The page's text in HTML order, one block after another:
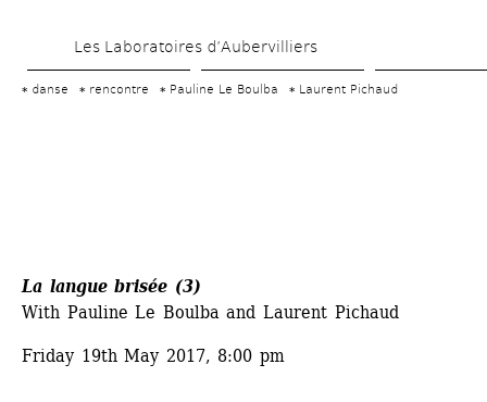
to
main
Les Laboratoires d’Aubervilliers
danse rencontre Pauline Le Boulba Laurent Pichaud
La langue brisée (3)
With Pauline Le Boulba and Laurent Pichaud
Friday 19th May 2017, 8:00 pm